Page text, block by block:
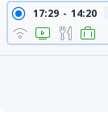
17:29 14:20